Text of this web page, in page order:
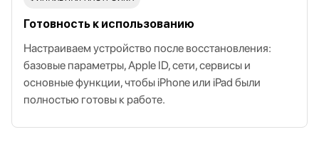
Готовность к использованию
Настраиваем устройство после восстановления:
базовые параметры, Apple ID, сети, сервисы и
основные функции, чтобы iPhone или iPad были
полностью готовы к работе.